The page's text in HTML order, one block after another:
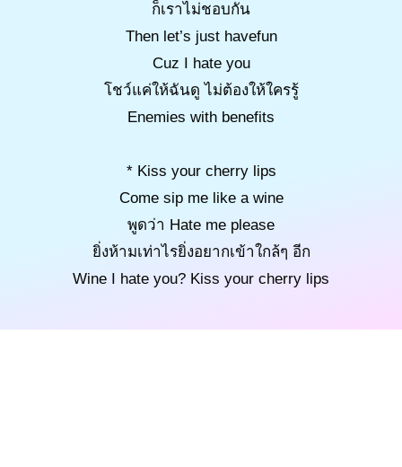
ก็เราไม่ชอบกัน
Then let’s just havefun
Cuz I hate you
โชว์แค่ให้ฉันดู ไม่ต้องให้ใครรู้
Enemies with benefits
* Kiss your cherry lips
Come sip me like a wine
พูดว่า Hate me please
ยิ่งห้ามเท่าไรยิ่งอยากเข้าใกล้ๆ อีก
Wine I hate you? Kiss your cherry lips